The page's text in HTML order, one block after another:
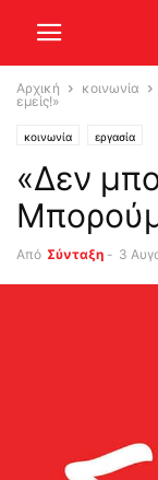
Αρχική κοινωνία
εμείς!»
κοινωνία εργασία
«Δεν
Από Σύνταξη - 3